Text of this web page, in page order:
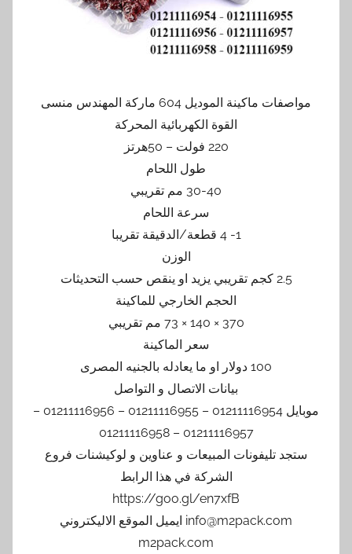
مواصفات ماكينة الموديل 604 ماركة المهندس منسى
القوة الكهربائية المحركة
220 فولت – 50هرتز
طول اللحام
30-40 مم تقريبي
سرعة اللحام
1- 4 قطعة/الدقيقة تقريبا
الوزن
2.5 كجم تقريبي يزيد او ينقص حسب التحديثات
الحجم الخارجي للماكينة
370 × 140 × 73 مم تقريبي
سعر الماكينة
100 دولار او ما يعادله بالجنيه المصرى
بيانات الاتصال و التواصل
موبايل 01211116954 – 01211116955 – 01211116956 –
01211116957 – 01211116958
ستجد تليفونات المبيعات و عناوين و لوكيشنات فروع
الشركة في هذا الرابط
https://goo.gl/en7xfB
info@m2pack.com ايميل الموقع الاليكتروني
m2pack.com